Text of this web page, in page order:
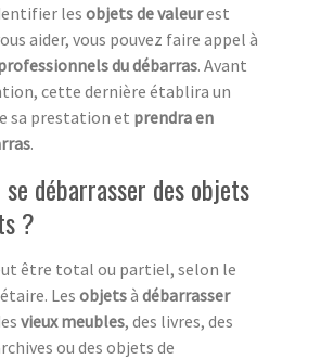
les objets de valeurest
aider, vous pouvez faire appel à
du débarras. Avant
cette dernière établira un
sa prestation et prendra en
.
se débarrasser des objets
?
être total ou partiel, selon le
Les objetsà débarrasser
vieux meubles, des livres, des
ou des objets de